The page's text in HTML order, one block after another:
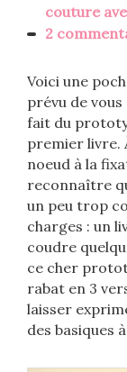
couture
2
Voici une
prévu de
fait du
premier livre.
noeud à la
reconnaître
un peu trop
charges : un
coudre
ce cher
rabat en 3
laisser
des basiques